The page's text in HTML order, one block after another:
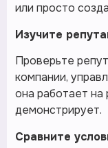
или просто
Изучите
Проверьте
компании,
она работает на
демонстрирует.
Сравните